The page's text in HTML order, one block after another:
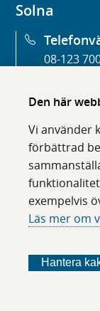
Den här
Vi använder
förbättrad
exempelvis
Läs mer om
Hantera
Solna
08-123
Kontakt
Kontakta
För vårdgivare
Hitta